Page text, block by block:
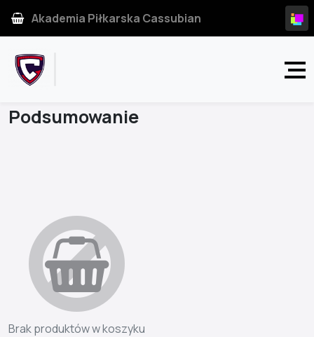
Akademia Piłkarska Cassubian
Podsumowanie
Brak produktów w koszyku